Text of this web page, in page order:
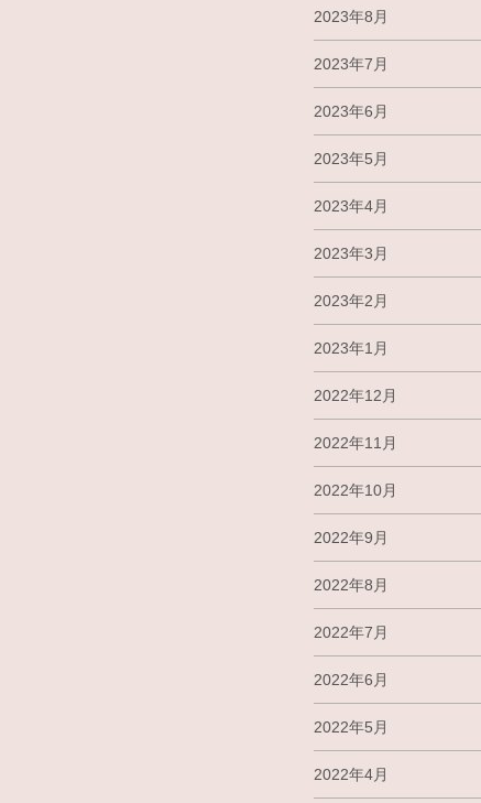
2023年8月
2023年7月
2023年6月
2023年5月
2023年4月
2023年3月
2023年2月
2023年1月
2022年12月
2022年11月
2022年10月
2022年9月
2022年8月
2022年7月
2022年6月
2022年5月
2022年4月